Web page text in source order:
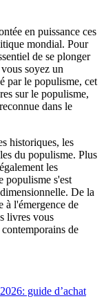
en puissance ces
mondial. Pour
de se plonger
soyez un
par le populisme, cet
sur le populisme,
dans le
historiques, les
du populisme. Plus
les
populisme s'est
De la
à l'émergence de
livres vous
de
guide d’achat